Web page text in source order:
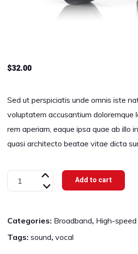
$32.00
Sed ut perspiciatis unde omnis iste
voluptatem accusantium doloremque
rem aperiam, eaque ipsa quae ab illo
quasi architecto beatae vitae dicta
Top
TV
with
Remote
Add to cart
Categories: Broadband, High-
Tags: sound, vocal